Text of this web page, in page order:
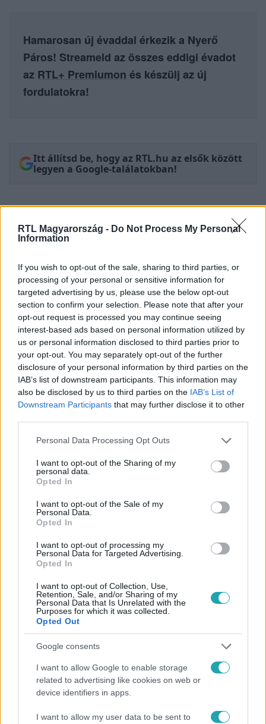
RTL Magyarország - Do Not Process My Personal
Information
If you wish to opt-out of the sale, sharing to third parties, or
processing of your personal or sensitive information for
targeted advertising by us, please use the below opt-out
section to confirm your selection. Please note that after your
opt-out request is processed you may continue seeing
interest-based ads based on personal information utilized by
us or personal information disclosed to third parties prior to
your opt-out. You may separately opt-out of the further
disclosure of your personal information by third parties on the
IAB’s list of downstream participants. This information may
also be disclosed by us to third parties on the IAB’s List of
Downstream Participants that may further disclose it to other
Please note that this website/app uses one or more Google
not limited to your visit or usage behaviour. You may click to
grant or deny consent to Google and its third-party tags to
use your data for below specified purposes in below Google
consent section.
Personal Data Processing Opt Outs
I want to opt-out of the Sharing of my
personal data.
Opted In
I want to opt-out of the Sale of my
Personal Data.
Opted In
I want to opt-out of processing my
Personal Data for Targeted Advertising.
Opted In
I want to opt-out of Collection, Use,
Retention, Sale, and/or Sharing of my
Personal Data that Is Unrelated with the
Purposes for which it was collected.
Opted Out
Google consents
I want to allow Google to enable storage
related to advertising like cookies on web or
device identifiers in apps.
I want to allow my user data to be sent to
Hamarosan új évaddal érkezik a Nyerő
Páros! Streameld az összes eddigi évadot
az RTL+ Premiumon és készülj az új
fordulatokra!
Itt állítsd be, hogy az RTL.hu az elsők között
legyen a Google-találatokban!
Kövess minket, és értesülj a friss
hírekről a Facebookon is!
Követem
NYERŐ PÁROS 2025
KABÁT PÉTER # #
SEBESTYÉN BALÁZS
NYERŐ PÁROS SZEREPLŐK # BÓDI BENCE
NYERŐ PÁROS 9. ÉVAD SZEREPLŐK #CSOCSESZ
KULCSÁR EDINA #GWM #LAKY ZSUZSI
DIETZ GUSZTÁV #MÉSZÁROS BENDE
ZSIGMOND ANGÉLA
PUSKÁS ANGÉLA